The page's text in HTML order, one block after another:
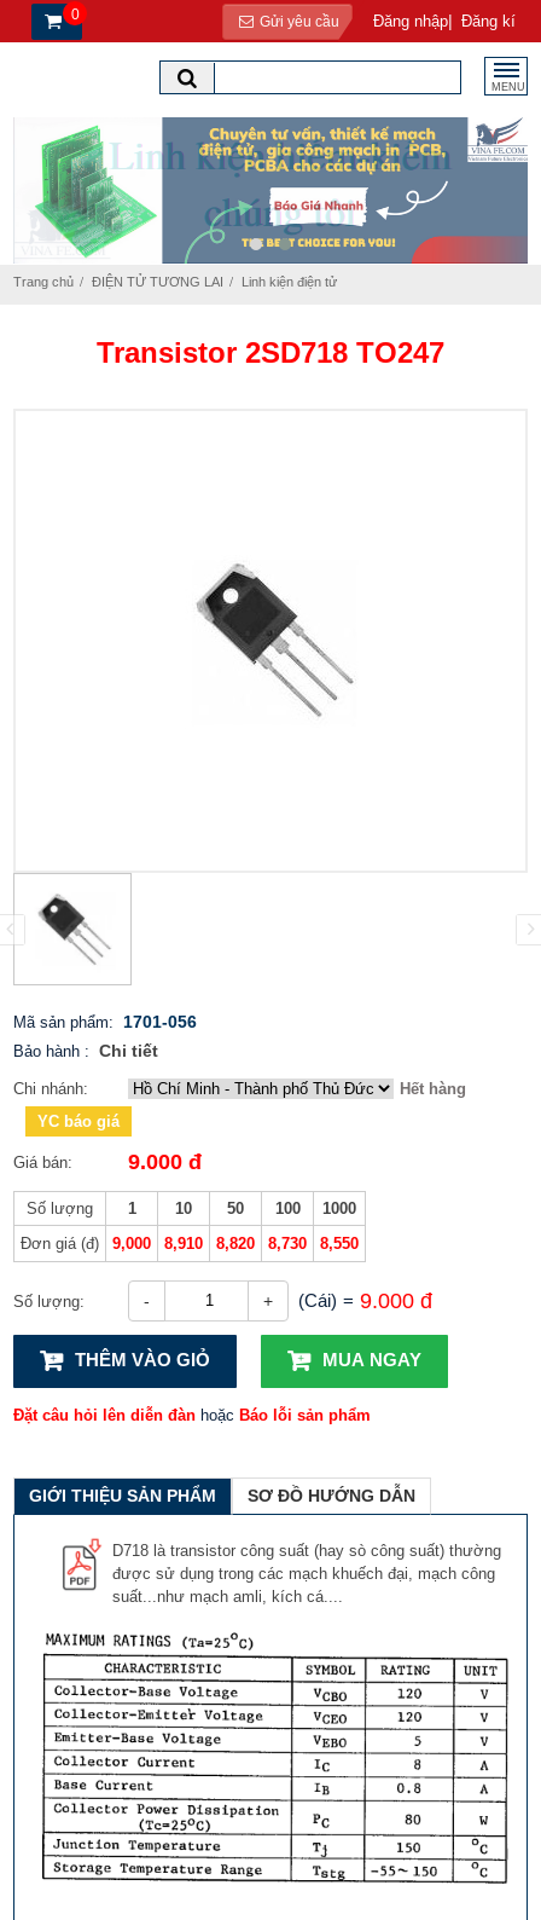
0 Gửi yêu cầu Đăng nhập| Đăng kí
MENU
Trang chủ ĐIỆN TỬ TƯƠNG LAI Linh kiện điện tử
Transistor 2SD718 TO247
Mã sản phẩm: 1701-056
Bảo hành : Chi tiết
Chi nhánh:
Hết hàng
YC báo giá
Giá bán: 9.000 đ
Số lượng
Đơn giá (đ)
1
9,000
10
8,910
50
8,820
100
8,730
1000
8,550
Số lượng: - + (Cái) = 9.000 đ
THÊM VÀO GIỎ MUA NGAY
Đặt câu hỏi lên diễn đàn hoặc Báo lỗi sản phẩm
GIỚI THIỆU SẢN PHẨM SƠ ĐỒ HƯỚNG DẪN
D718 là transistor công suất (hay sò công suất) thường
được sử dụng trong các mạch khuếch đại, mạch công
suất...như mạch amli, kích cá....